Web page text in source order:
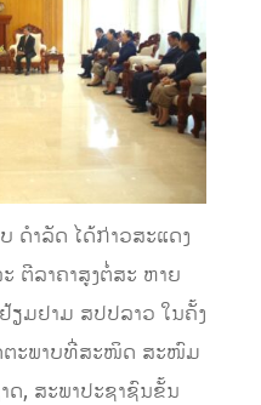
ດໍາລັດ ໄດ້ກ່າວສະແດງ
ຕີລາຄາສູງຕໍ່ສະ ຫາຍ
ຽມຢາມ ສປປລາວ ໃນຄັ້ງ
ຕະພາບທີ່ສະໜິດ ສະໜົມ
ດ, ສະພາປະຊາຊົນຂັ້ນ